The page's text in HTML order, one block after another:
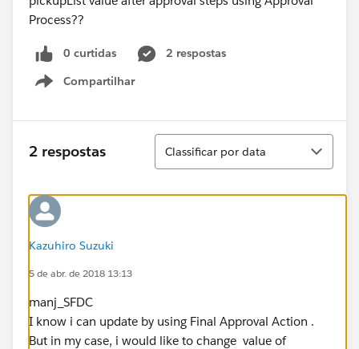
Process??
0 curtidas
2 respostas
Compartilhar
Show menu
2 respostas
Classificar
Classificar por data
Kazuhiro Suzuki
5 de abr. de 2018 13:13
manj_SFDC
I know i can update by using Final Approval Action .
But in my case, i would like to change value of